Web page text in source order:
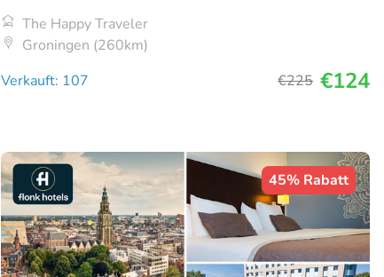
The Happy Traveler
Groningen (260km)
Verkauft: 107
€225 €124
45% Rabatt